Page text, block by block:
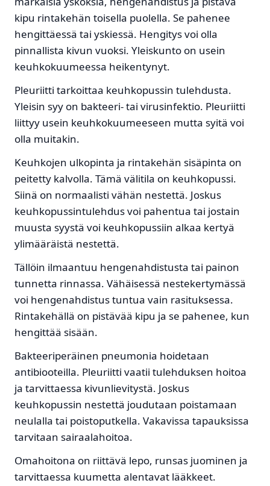
kipu rintakehän toisella puolella. Se pahenee
hengittäessä tai yskiessä. Hengitys voi olla
pinnallista kivun vuoksi. Yleiskunto on usein
keuhkokuumeessa heikentynyt.
Pleuriitti tarkoittaa keuhkopussin tulehdusta.
Yleisin syy on bakteeri- tai virusinfektio. Pleuriitti
liittyy usein keuhkokuumeeseen mutta syitä voi
olla muitakin.
Keuhkojen ulkopinta ja rintakehän sisäpinta on
peitetty kalvolla. Tämä välitila on keuhkopussi.
Siinä on normaalisti vähän nestettä. Joskus
keuhkopussintulehdus voi pahentua tai jostain
muusta syystä voi keuhkopussiin alkaa kertyä
ylimääräistä nestettä.
Tällöin ilmaantuu hengenahdistusta tai painon
tunnetta rinnassa. Vähäisessä nestekertymässä
voi hengenahdistus tuntua vain rasituksessa.
Rintakehällä on pistävää kipu ja se pahenee, kun
hengittää sisään.
Bakteeriperäinen pneumonia hoidetaan
antibiooteilla. Pleuriitti vaatii tulehduksen hoitoa
ja tarvittaessa kivunlievitystä. Joskus
keuhkopussin nestettä joudutaan poistamaan
neulalla tai poistoputkella. Vakavissa tapauksissa
tarvitaan sairaalahoitoa.
Omahoitona on riittävä lepo, runsas juominen ja
tarvittaessa kuumetta alentavat lääkkeet.